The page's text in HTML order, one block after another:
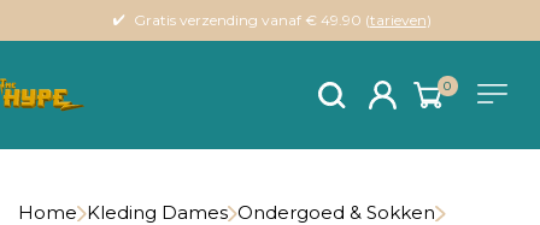
Gratis verzending vanaf € 49.90 (tarieven)
0
Home Kleding Dames Ondergoed & Sokken